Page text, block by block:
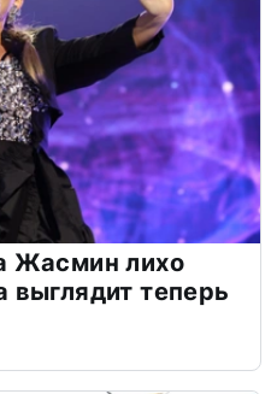
Жасмин лихо
выглядит теперь